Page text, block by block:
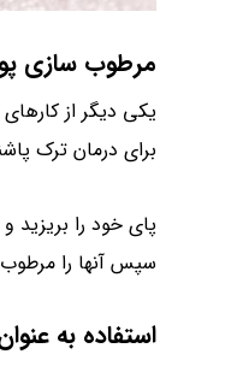
مرطوب سازی
برای درمان ترک
سپس آنها را
استفاده به